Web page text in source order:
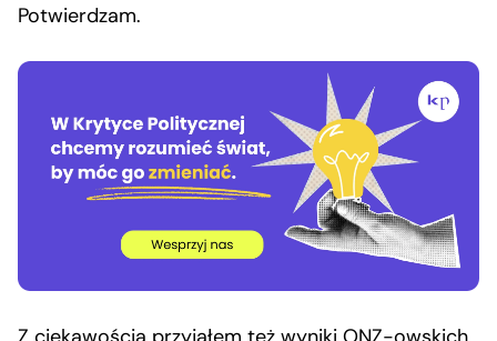
Potwierdzam.